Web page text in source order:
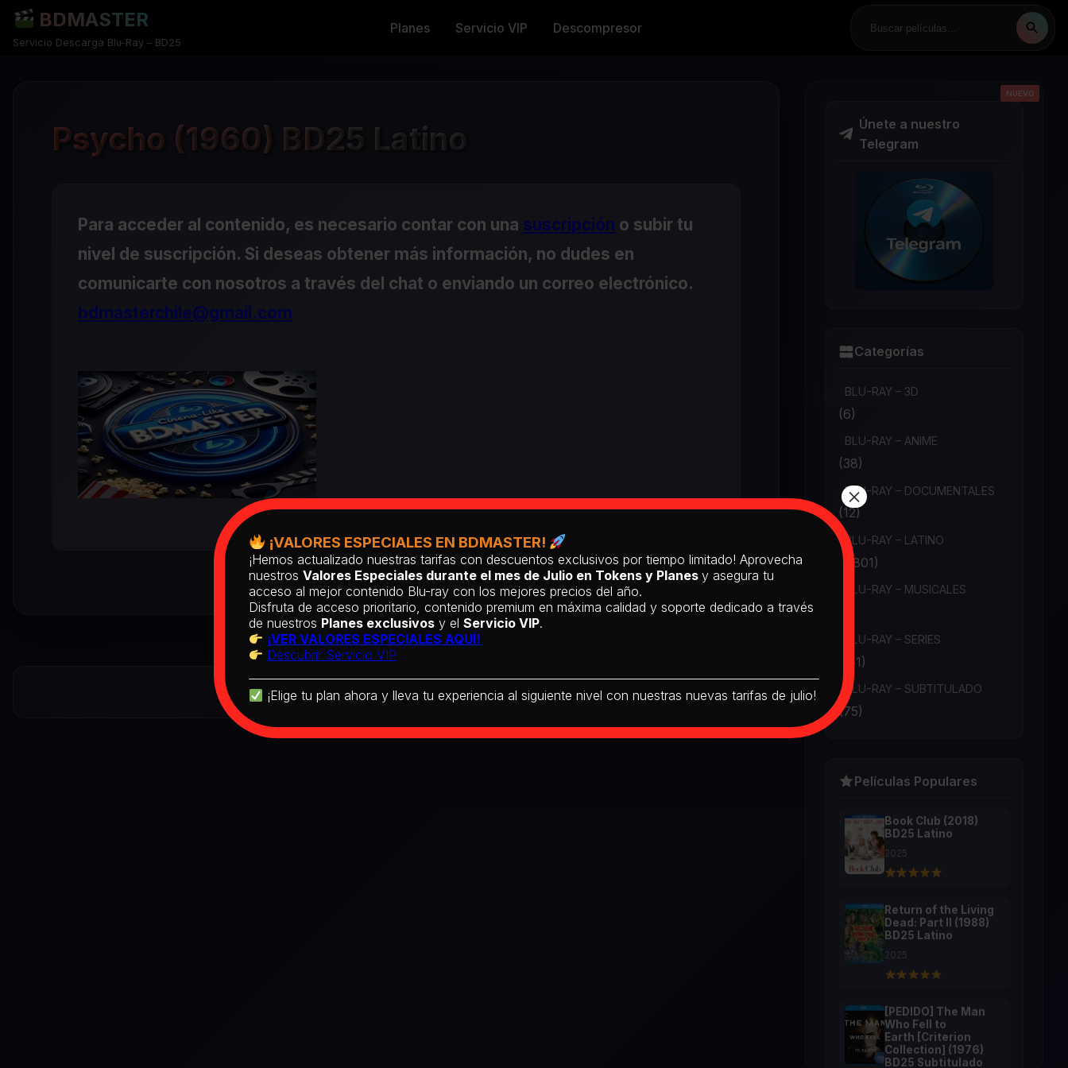
BDMASTER
Servicio Descarga Blu-Ray – BD25
Planes Servicio VIP Descompresor
Psycho (1960) BD25 Latino
Para acceder al contenido, es necesario contar con una suscripción o subir tu
nivel de suscripción. Si deseas obtener más información, no dudes en
comunicarte con nosotros a través del chat o enviando un correo electrónico.
bdmasterchile@gmail.com
Únete a nuestro
Telegram
Categorías
BLU-RAY – 3D
(6)
BLU-RAY – ANIME
(38)
BLU-RAY – DOCUMENTALES
(12)
BLU-RAY – LATINO
(1,801)
BLU-RAY – MUSICALES
BLU-RAY – SERIES
(151)
BLU-RAY – SUBTITULADO
(75)
Películas Populares
Book Club (2018)
BD25 Latino
2025
Return of the Living
Dead: Part II (1988)
BD25 Latino
2025
[PEDIDO] The Man
Who Fell to
Earth [Criterion
Collection] (1976)
BD25 Subtitulado
NUEVO
NUEVO
NUEVO
NUEVO
NUEVO
¡VALORES ESPECIALES EN BDMASTER!
¡Hemos actualizado nuestras tarifas con descuentos exclusivos por tiempo limitado! Aprovecha
nuestros Valores Especiales durante el mes de Julio en Tokens y Planes y asegura tu
acceso al mejor contenido Blu-ray con los mejores precios del año.
Disfruta de acceso prioritario, contenido premium en máxima calidad y soporte dedicado a través
de nuestros Planes exclusivosy el Servicio VIP.
¡VER VALORES ESPECIALES AQUÍ!
Descubrir Servicio VIP
¡Elige tu plan ahora y lleva tu experiencia al siguiente nivel con nuestras nuevas tarifas de julio!
×